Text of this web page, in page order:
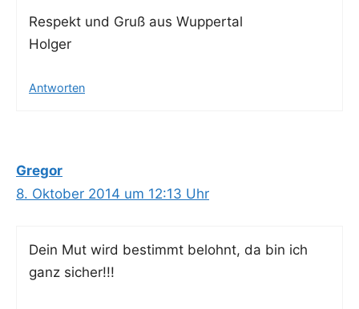
Respekt und Gruß aus Wuppertal
Holger
Antworten
Gregor
8. Oktober 2014 um 12:13 Uhr
Dein Mut wird bestimmt belohnt, da bin ich
ganz sicher!!!